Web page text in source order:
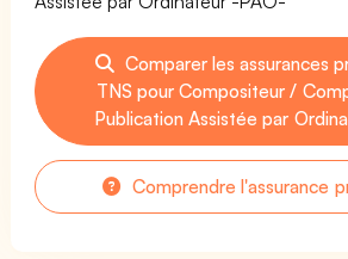
Comparer les assurances
TNS pour Compositeur /
Publication Assistée par
Comprendre l'assurance